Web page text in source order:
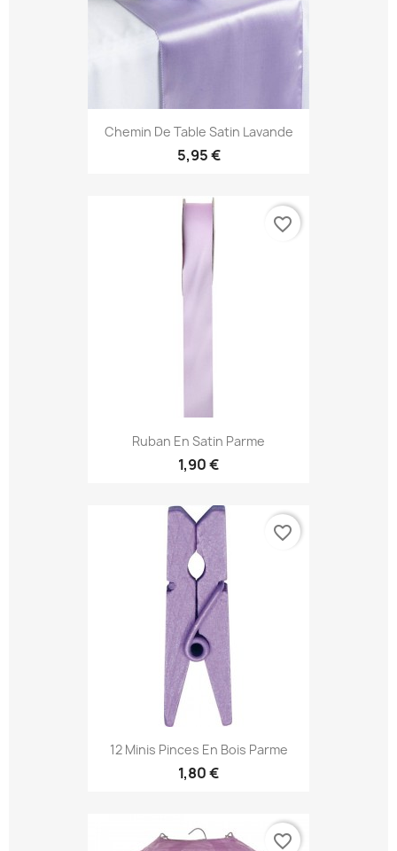
Chemin De Table Satin Lavande
5,95 €
Ruban En Satin Parme
1,90 €
favorite_border
12 Minis Pinces En Bois Parme
1,80 €
favorite_border
favorite_border